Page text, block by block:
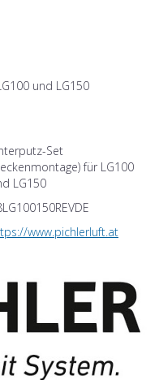
und LG150
Set
für LG100
LG150
www.pichlerluft.at